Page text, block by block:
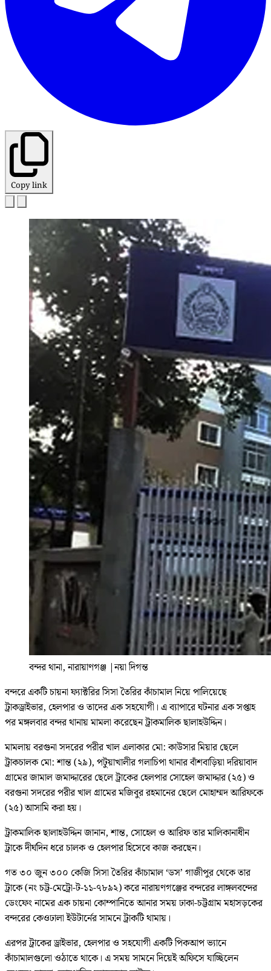
Copy link
বন্দর থানা, নারায়াণগঞ্জ |নয়া দিগন্ত
বন্দরে একটি চায়না ফ্যাক্টরির সিসা তৈরির কাঁচামাল নিয়ে পালিয়েছে
ট্রাকড্রাইভার, হেলপার ও তাদের এক সহযোগী। এ ব্যাপারে ঘটনার এক সপ্তাহ
পর মঙ্গলবার বন্দর থানায় মামলা করেছেন ট্রাকমালিক ছালাহউদ্দিন।
মামলায় বরগুনা সদরের পরীর খাল এলাকার মো: কাউসার মিয়ার ছেলে
ট্রাকচালক মো: শান্ত (২৯), পটুয়াখালীর গলাচিপা থানার বাঁশবাড়িয়া দরিয়াবাদ
গ্রামের জামাল জমাদ্দারের ছেলে ট্রাকের হেলপার সোহেল জমাদ্দার (২৫) ও
বরগুনা সদরের পরীর খাল গ্রামের মজিবুর রহমানের ছেলে মোহাম্মদ আরিফকে
(২৫) আসামি করা হয়।
ট্রাকমালিক ছালাহউদ্দিন জানান, শান্ত, সোহেল ও আরিফ তার মালিকানাধীন
ট্রাকে দীর্ঘদিন ধরে চালক ও হেলপার হিসেবে কাজ করছেন।
গত ৩০ জুন ৩০০ কেজি সিসা তৈরির কাঁচামাল ‘ডস’ গাজীপুর থেকে তার
ট্রাকে (নং চট্ট-মেট্রো-ট-১১-৭৮৯২) করে নারায়ণগঞ্জের বন্দরের লাঙ্গলবন্দের
ডেংফেং নামের এক চায়না কোম্পানিতে আনার সময় ঢাকা-চট্টগ্রাম মহাসড়কের
বন্দরের কেওঢালা ইউটার্নের সামনে ট্রাকটি থামায়।
এরপর ট্রাকের ড্রাইভার, হেলপার ও সহযোগী একটি পিকআপ ভ্যানে
কাঁচামালগুলো ওঠাতে থাকে। এ সময় সামনে দিয়েই অফিসে যাচ্ছিলেন